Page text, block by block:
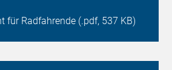
für Radfahrende (.pdf, 537 KB)